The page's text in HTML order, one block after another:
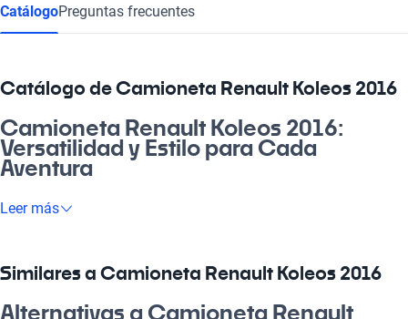
CatálogoPreguntas frecuentes
Catálogo de Camioneta Renault Koleos 2016
Camioneta Renault Koleos 2016:
Versatilidad y Estilo para Cada
Aventura
La Camioneta Renault Koleos 2016 es una máquina que no
aventuras de fin de semana o para ir a la pega, esta camioneta
combina confort y tecnología, haciéndola perfecta para todos.
Su diseño robusto y atractivo promete destacarse en la
Leer más
Similares a Camioneta Renault Koleos 2016
Alternativas a Camioneta Renault